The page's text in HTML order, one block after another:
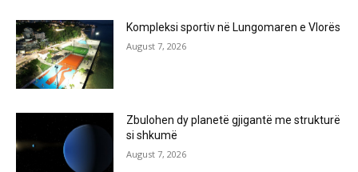
Kompleksi sportiv në Lungomaren e Vlorës
August 7, 2026
Zbulohen dy planetë gjigantë me strukturë
si shkumë
August 7, 2026